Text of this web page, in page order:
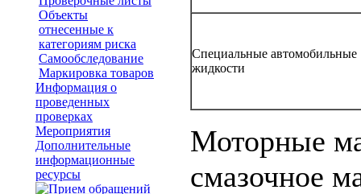
Объекты
отнесенные к
категориям риска
Самообследование
Маркировка товаров
Информация о
проведенных
проверках
Мероприятия
Дополнительные
информационные
ресурсы
Специальные автомобильные
жидкости
Моторные
смазочное